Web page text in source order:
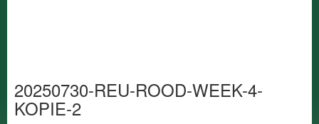
20250730-REU-ROOD-WEEK-4-
KOPIE-2